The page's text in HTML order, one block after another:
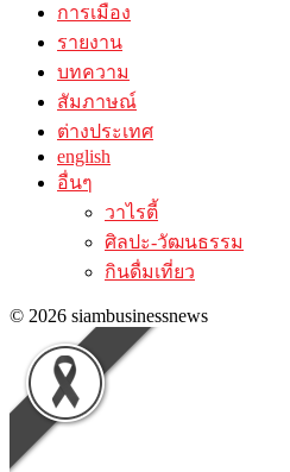
การเมือง
รายงาน
บทความ
สัมภาษณ์
ต่างประเทศ
english
อื่นๆ
วาไรตี้
ศิลปะ-วัฒนธรรม
กินดื่มเที่ยว
© 2026 siambusinessnews